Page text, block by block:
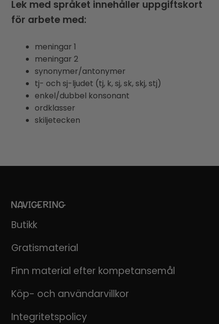
Lek med språket innehåller uppgiftskort
för arbete med:
meningar 1
meningar 2
synonymer/antonymer
tj- och sj-ljudet (tj, k, sj, sk, skj, stj)
enkel/dubbel konsonant
ordklasser
skiljetecken
NAVIGERING
Butikk
Gratismaterial
Finn material efter kompetansemål
Köp- och användarvillkor
Integritetspolicy